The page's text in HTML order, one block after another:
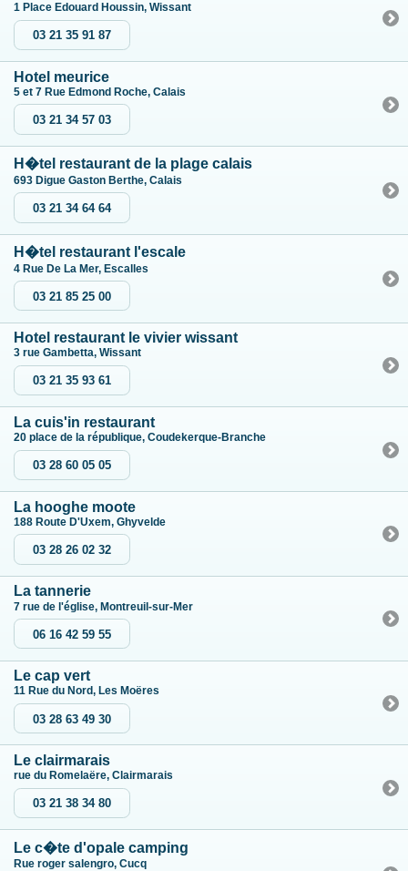
1 Place Edouard Houssin, Wissant
03 21 35 91 87
Hotel meurice
5 et 7 Rue Edmond Roche, Calais
03 21 34 57 03
H�tel restaurant de la plage calais
693 Digue Gaston Berthe, Calais
03 21 34 64 64
H�tel restaurant l'escale
4 Rue De La Mer, Escalles
03 21 85 25 00
Hotel restaurant le vivier wissant
3 rue Gambetta, Wissant
03 21 35 93 61
La cuis'in restaurant
20 place de la république, Coudekerque-Branche
03 28 60 05 05
La hooghe moote
188 Route D'Uxem, Ghyvelde
03 28 26 02 32
La tannerie
7 rue de l'église, Montreuil-sur-Mer
06 16 42 59 55
Le cap vert
11 Rue du Nord, Les Moëres
03 28 63 49 30
Le clairmarais
rue du Romelaëre, Clairmarais
03 21 38 34 80
Le c�te d'opale camping
Rue roger salengro, Cucq